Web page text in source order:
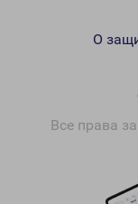
Все права
О